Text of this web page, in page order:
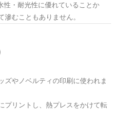
性・耐光性に優れていることか
滲むこともありません。
ズやノベルティの印刷に使われま
プリントし、熱プレスをかけて転